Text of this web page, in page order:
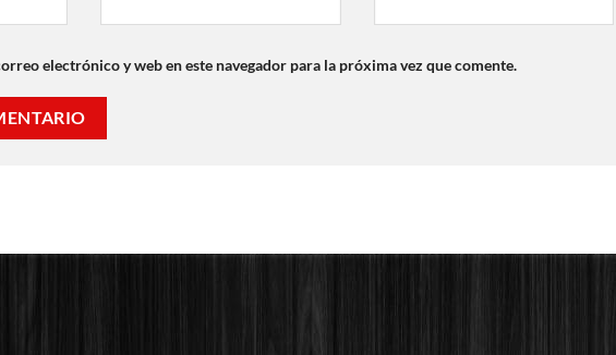
electrónico y web en este navegador para la próxima vez que comente.